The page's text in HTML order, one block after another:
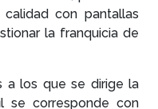
con pantallas
la franquicia de
a los que se dirige la
se corresponde con